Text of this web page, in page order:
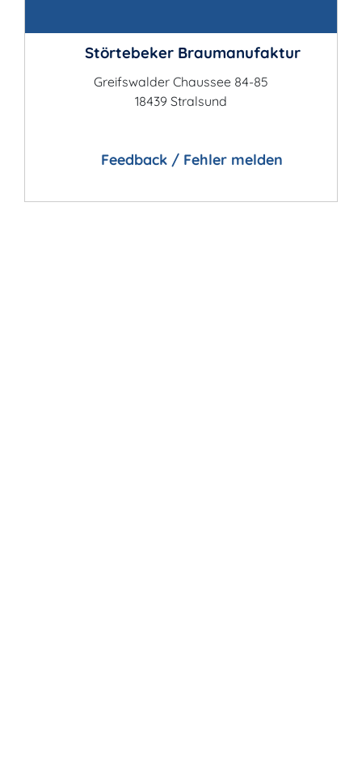
Störtebeker Braumanufaktur
Greifswalder Chaussee 84-85
18439 Stralsund
Feedback / Fehler melden